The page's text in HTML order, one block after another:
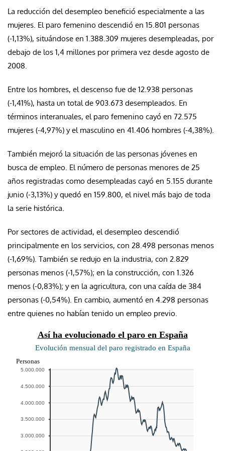
La reducción del desempleo benefició especialmente a las
mujeres. El paro femenino descendió en 15.801 personas
(-1,13%), situándose en 1.388.309 mujeres desempleadas, por
debajo de los 1,4 millones por primera vez desde agosto de
2008.
Entre los hombres, el descenso fue de 12.938 personas
(-1,41%), hasta un total de 903.673 desempleados. En
términos interanuales, el paro femenino cayó en 72.575
mujeres (-4,97%) y el masculino en 41.406 hombres (-4,38%).
También mejoró la situación de las personas jóvenes en
busca de empleo. El número de personas menores de 25
años registradas como desempleadas cayó en 5.155 durante
junio (-3,13%) y quedó en 159.800, el nivel más bajo de toda
la serie histórica.
Por sectores de actividad, el desempleo descendió
principalmente en los servicios, con 28.498 personas menos
(-1,69%). También se redujo en la industria, con 2.829
personas menos (-1,57%); en la construcción, con 1.326
menos (-0,83%); y en la agricultura, con una caída de 384
personas (-0,54%). En cambio, aumentó en 4.298 personas
entre quienes no habían tenido un empleo previo.